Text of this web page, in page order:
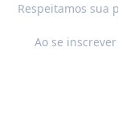
Respeitamos sua
Ao se